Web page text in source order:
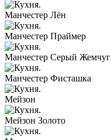
Манчестер Лён
Манчестер Праймер
Манчестер Серый Жемчуг
Манчестер Фисташка
Мейзон
Мейзон Золото